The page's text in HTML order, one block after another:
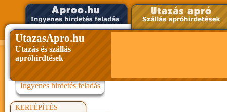
UtazasApro.hu
Utazás és szállás
apróhirdtések
Ingyenes hirdetés feladás
KERTÉPÍTÉS